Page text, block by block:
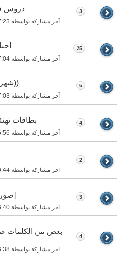
دروس
آخر مشاركة بواسطة
3
آخر مشاركة بواسطة
25
آخر مشاركة بواسطة
6
بطاقات
آخر مشاركة بواسطة
4
آخر مشاركة بواسطة
2
آخر مشاركة بواسطة
3
بعض من الكلمات
آخر مشاركة بواسطة
4